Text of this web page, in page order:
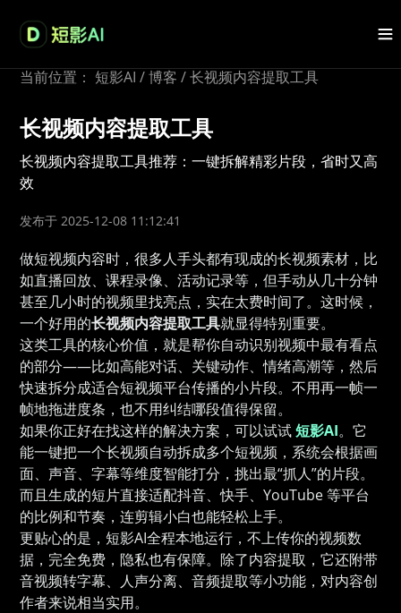
当前位置： 短影AI / 博客 / 长视频内容提取工具
长视频内容提取工具
长视频内容提取工具推荐：一键拆解精彩片段，省时又高
效
发布于 2025-12-08 11:12:41
做短视频内容时，很多人手头都有现成的长视频素材，比
如直播回放、课程录像、活动记录等，但手动从几十分钟
甚至几小时的视频里找亮点，实在太费时间了。这时候，
一个好用的长视频内容提取工具就显得特别重要。
这类工具的核心价值，就是帮你自动识别视频中最有看点
的部分——比如高能对话、关键动作、情绪高潮等，然后
快速拆分成适合短视频平台传播的小片段。不用再一帧一
帧地拖进度条，也不用纠结哪段值得保留。
如果你正好在找这样的解决方案，可以试试短影AI。它
能一键把一个长视频自动拆成多个短视频，系统会根据画
面、声音、字幕等维度智能打分，挑出最“抓人”的片段。
而且生成的短片直接适配抖音、快手、YouTube 等平台
的比例和节奏，连剪辑小白也能轻松上手。
更贴心的是，短影AI全程本地运行，不上传你的视频数
据，完全免费，隐私也有保障。除了内容提取，它还附带
音视频转字幕、人声分离、音频提取等小功能，对内容创
作者来说相当实用。